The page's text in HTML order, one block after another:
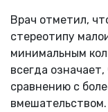
Врач отметил,
стереотипу
минимальным
всегда
сравнению с
вмешательством.